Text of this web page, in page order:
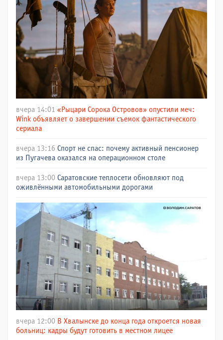
вчера 14:01 «Рыцари Сорока Островов» опустили меч:
Wink объявляет о завершении съемок фантастического
сериала
вчера 13:16 Спорт не спас: почему активный пенсионер
из Пугачева оказался на операционном столе
вчера 13:00 Саратовские теплосети обновляют под
оживлёнными автомобильными дорогами
вчера 12:00 В Хвалынске до конца года откроется новая
больниц: кадры будут готовить в местном лицее